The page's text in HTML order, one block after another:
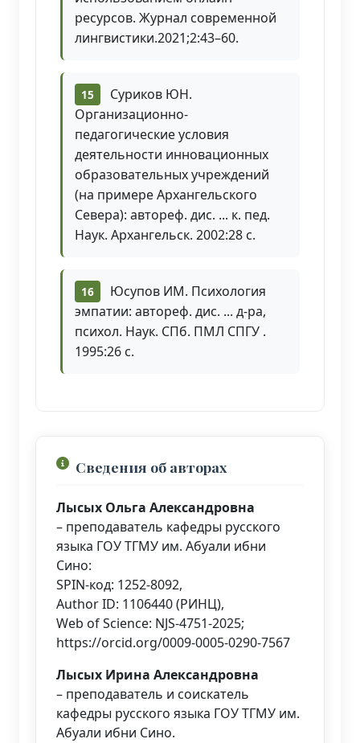
ресурсов. Журнал современной
лингвистики.2021;2:43–60.
Суриков ЮН.
Организационно-
педагогические условия
деятельности инновационных
образовательных учреждений
(на примере Архангельского
Севера): автореф. дис. ... к. пед.
Наук. Архангельск. 2002:28 с.
Юсупов ИМ. Психология
эмпатии: автореф. дис. ... д-ра,
психол. Наук. СПб. ПМЛ СПГУ .
1995:26 с.
Сведения об авторах
Лысых Ольга Александровна
– преподаватель кафедры русского
языка ГОУ ТГМУ им. Абуали ибни
Сино:
SPIN-код: 1252-8092,
Author ID: 1106440 (РИНЦ),
Web of Science: NJS-4751-2025;
https://orcid.org/0009-0005-0290-7567
Лысых Ирина Александровна
– преподаватель и соискатель
кафедры русского языка ГОУ ТГМУ им.
Абуали ибни Сино.